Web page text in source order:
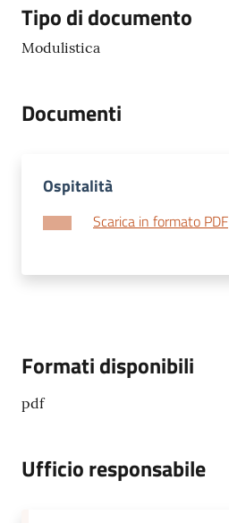
Tipo di documento
Modulistica
Documenti
Ospitalità
Scarica in formato PDF
Formati disponibili
pdf
Ufficio responsabile